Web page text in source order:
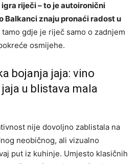
igra riječi – to je autoironični
Balkanci znaju pronaći radost u
tamo gdje je riječ samo o zadnjem
osmijehe.
bojanja jaja: vino
u blistava mala
nije dovoljno zablistala na
neobičnog, ali vizualno
put iz kuhinje. Umjesto klasičnih